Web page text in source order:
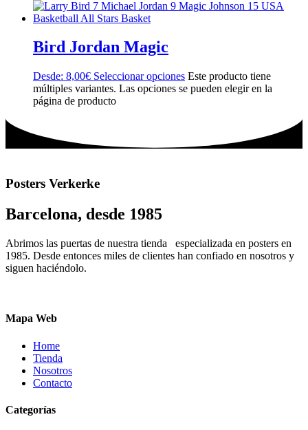
Bird Jordan Magic
Desde: 8,00€ Seleccionar opciones Este producto tiene
múltiples variantes. Las opciones se pueden elegir en la
página de producto
Posters Verkerke
Barcelona, desde 1985
Abrimos las puertas de nuestra tienda especializada en posters en
1985. Desde entonces miles de clientes han confiado en nosotros y
siguen haciéndolo.
Mapa Web
Home
Tienda
Nosotros
Contacto
Categorías